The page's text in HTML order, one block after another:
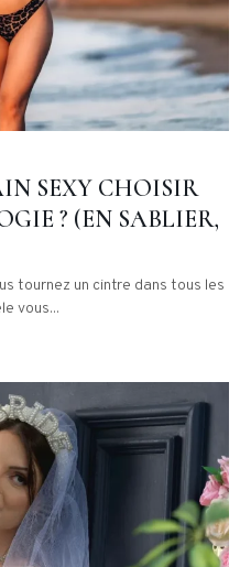
SEXY CHOISIR
? (EN SABLIER,
tournez un cintre dans tous les
vous...